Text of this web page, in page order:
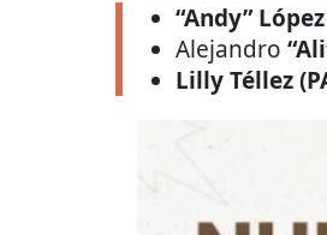
“Andy”
Alejandro
Lilly Téllez